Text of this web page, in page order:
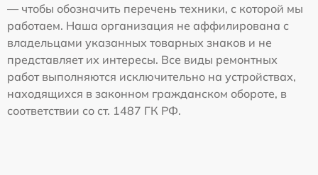
— чтобы обозначить перечень техники, с которой мы
работаем. Наша организация не аффилирована с
владельцами указанных товарных знаков и не
представляет их интересы. Все виды ремонтных
работ выполняются исключительно на устройствах,
находящихся в законном гражданском обороте, в
соответствии со ст. 1487 ГК РФ.